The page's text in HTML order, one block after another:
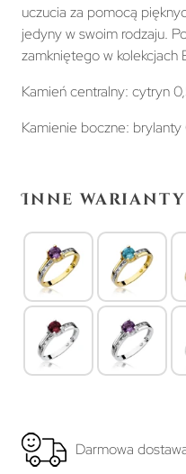
uczucia za pomocą
jedyny w swoim rodzaju.
zamkniętego w kolekcjach
Kamień centralny: cytryn
Kamienie boczne:
Inne warianty
Darmowa